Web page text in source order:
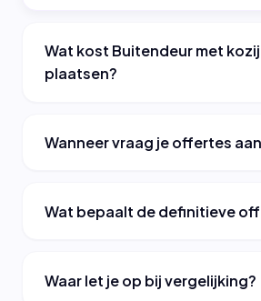
Wat kost Buitendeur met
plaatsen?
Wanneer vraag je offertes
Wat bepaalt de definitieve
Waar let je op bij vergelijking?